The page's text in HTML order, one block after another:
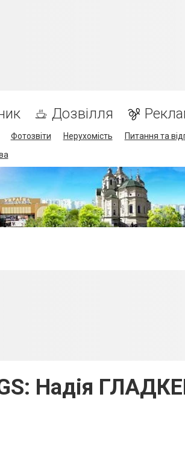
Дозвілля
Фотозвіти Нерухомість Питання та
Надія